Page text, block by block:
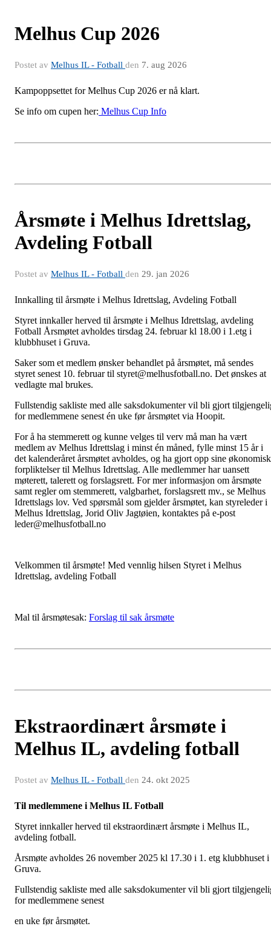
Melhus Cup 2026
Postet av Melhus IL - Fotball den 7. aug 2026
Kampoppsettet for Melhus Cup 2026 er nå klart.
Se info om cupen her: Melhus Cup Info
Årsmøte i Melhus Idrettslag,
Avdeling Fotball
Postet av Melhus IL - Fotball den 29. jan 2026
Innkalling til årsmøte i Melhus Idrettslag, Avdeling Fotball
Styret innkaller herved til årsmøte i Melhus Idrettslag, avdeling
Fotball Årsmøtet avholdes tirsdag 24. februar kl 18.00 i 1.etg i
klubbhuset i Gruva.
Saker som et medlem ønsker behandlet på årsmøtet, må sendes
styret senest 10. februar til styret@melhusfotball.no. Det ønskes at
vedlagte mal brukes.
Fullstendig sakliste med alle saksdokumenter vil bli gjort
for medlemmene senest én uke før årsmøtet via Hoopit.
For å ha stemmerett og kunne velges til verv må man ha vært
medlem av Melhus Idrettslag i minst én måned, fylle minst 15 år i
det kalenderåret årsmøtet avholdes, og ha gjort opp sine
forpliktelser til Melhus Idrettslag. Alle medlemmer har uansett
møterett, talerett og forslagsrett. For mer informasjon om årsmøte
samt regler om stemmerett, valgbarhet, forslagsrett mv., se Melhus
Idrettslags lov. Ved spørsmål som gjelder årsmøtet, kan styreleder i
Melhus Idrettslag, Jorid Oliv Jagtøien, kontaktes på e-post
leder@melhusfotball.no
Velkommen til årsmøte! Med vennlig hilsen Styret i Melhus
Idrettslag, avdeling Fotball
Mal til årsmøtesak: Forslag til sak årsmøte
Ekstraordinært årsmøte i
Melhus IL, avdeling fotball
Postet av Melhus IL - Fotball den 24. okt 2025
Til medlemmene i Melhus IL Fotball
Styret innkaller herved til ekstraordinært årsmøte i Melhus IL,
avdeling fotball.
Årsmøte avholdes 26 november 2025 kl 17.30 i 1. etg klubbhuset i
Gruva.
Fullstendig sakliste med alle saksdokumenter vil bli gjort
for medlemmene senest
en uke før årsmøtet.